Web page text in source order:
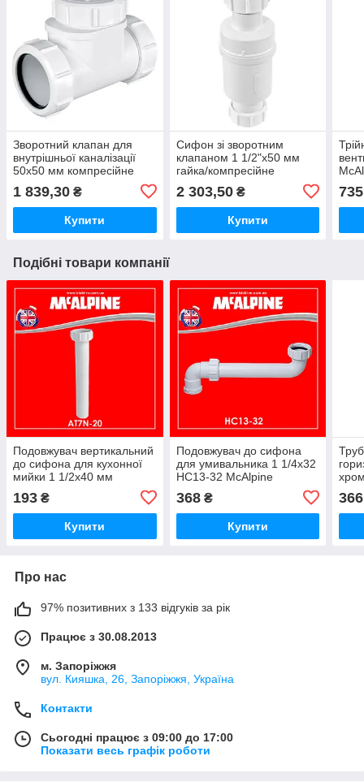
Зворотний клапан для
внутрішньої каналізації
50х50 мм компресійне
McAlpine
1 839,30 ₴
Купити
Сифон зі зворотним
клапаном 1 1/2"x50 мм
гайка/компресійне
з'єднання MACVALVE-18
McALPINE
2 303,50₴
Купити
Подібні товари компанії
Подовжувач вертикальний
до сифона для кухонної
мийки 1 1/2x40 мм
довжина 200 мм. AT7N-20
McAlpine
193 ₴
Купити
Подовжувач до сифона
для умивальника 1 1/4х32
HC13-32 McAlpine
368₴
Купити
RS2
Про нас
97% позитивних з 133 відгуків за рік
Працює з 30.08.2013
м. Запоріжжя
вул. Кияшка, 26, Запоріжжя, Україна
Контакти
Сьогодні працює з 09:00 до 17:00
Показати весь графік роботи